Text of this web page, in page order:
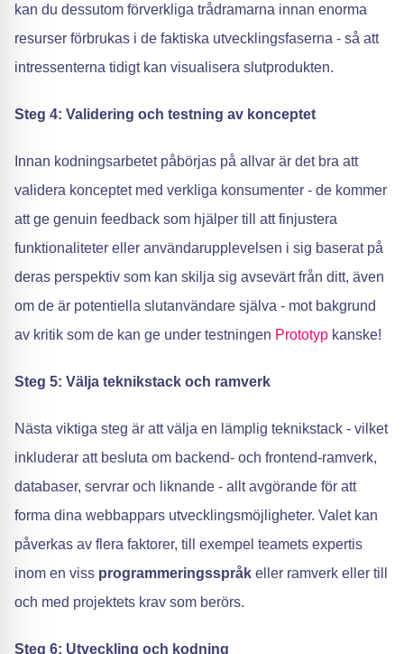
kan du dessutom förverkliga trådramarna innan enorma
resurser förbrukas i de faktiska utvecklingsfaserna - så att
intressenterna tidigt kan visualisera slutprodukten.
Steg 4: Validering och testning av konceptet
Innan kodningsarbetet påbörjas på allvar är det bra att
validera konceptet med verkliga konsumenter - de kommer
att ge genuin feedback som hjälper till att finjustera
funktionaliteter eller användarupplevelsen i sig baserat på
deras perspektiv som kan skilja sig avsevärt från ditt, även
om de är potentiella slutanvändare själva - mot bakgrund
av kritik som de kan ge under testningen Prototyp kanske!
Steg 5: Välja teknikstack och ramverk
Nästa viktiga steg är att välja en lämplig teknikstack - vilket
inkluderar att besluta om backend- och frontend-ramverk,
databaser, servrar och liknande - allt avgörande för att
forma dina webbappars utvecklingsmöjligheter. Valet kan
påverkas av flera faktorer, till exempel teamets expertis
inom en viss programmeringsspråk eller ramverk eller till
och med projektets krav som berörs.
Steg 6: Utveckling och kodning